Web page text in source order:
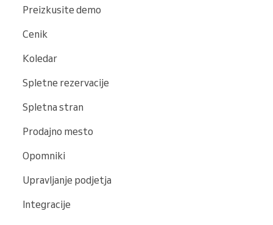
Preizkusite demo
Cenik
Koledar
Spletne rezervacije
Spletna stran
Prodajno mesto
Opomniki
Upravljanje podjetja
Integracije